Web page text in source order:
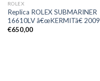
ROLEX
Replica ROLEX SUBMARINER
16610LV â€œKERMITâ€ 2009
€650,00